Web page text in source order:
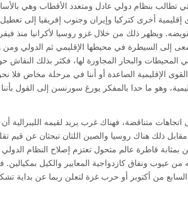
تطالب بنظام دولي عادل ومتعدد الأقطاب وهي
أخرى كتركيا وإيران وجنوب إفريقيا إلى تعطيل
إلى السيطرة في محيطها الإقليمي ثم الدولي ومن
المحيطات والبحار المجاورة لها، فكثر بذلك النقاش
الإقليمية الصاعدة أو أننا في مرحلة مخاض فلا
وهو ما حدا بالمفكر يورغ سورنسن إلى القول
متناقضة، فهناك غرب يريد لقيمه الليبرالية أن
ذلك هناك روسيا والصين اللتان تبحثان عن قيم
بمثابة قاطرة عالم متحول تعتزم إصلاح النظام
عيوب ونفاق كازدواجية المعايير والكيل
من أكتوبر أو حرب غزة لتعلن ربما عن بداية